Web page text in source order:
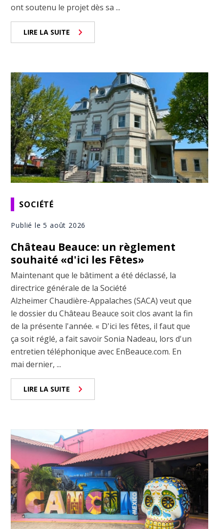
ont soutenu le projet dès sa ...
LIRE LA SUITE
SOCIÉTÉ
Publié le 5 août 2026
Château Beauce: un règlement
souhaité «d'ici les Fêtes»
Maintenant que le bâtiment a été déclassé, la
directrice générale de la Société
Alzheimer Chaudière-Appalaches (SACA) veut que
le dossier du Château Beauce soit clos avant la fin
de la présente l'année. « D'ici les fêtes, il faut que
ça soit réglé, a fait savoir Sonia Nadeau, lors d'un
entretien téléphonique avec EnBeauce.com. En
mai dernier, ...
LIRE LA SUITE